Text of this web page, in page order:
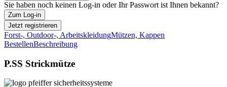
Sie haben noch keinen Log-in oder Ihr Passwort ist Ihnen bekannt?
Zum Log-in
Jetzt registrieren
Forst-, Outdoor-, ArbeitskleidungMützen, Kappen
BestellenBeschreibung
P.SS Strickmütze